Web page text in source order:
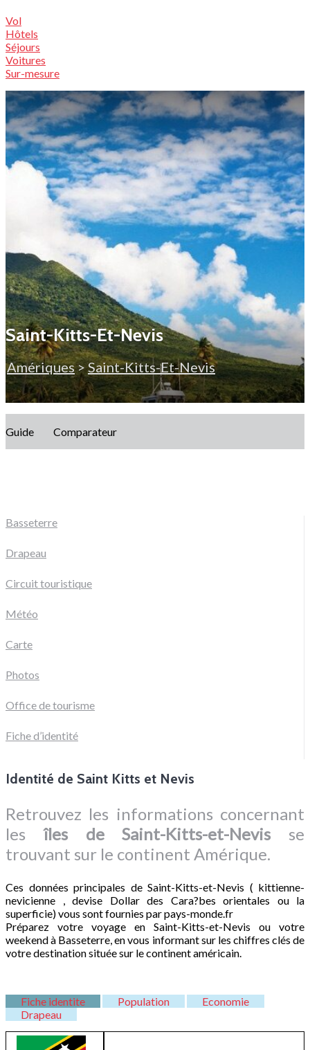
Vol
Hôtels
Séjours
Voitures
Sur-mesure
Saint-Kitts-Et-Nevis
Amériques>Saint-Kitts-Et-Nevis
Guide Comparateur
Basseterre
Drapeau
Circuit touristique
Météo
Carte
Photos
Office de tourisme
Fiche d’identité
Identité de Saint Kitts et Nevis
Retrouvez les informations concernant
lesîles de Saint-Kitts-et-Nevis se
trouvant sur le continent Amérique.
Ces données principales de Saint-Kitts-et-Nevis ( kittienne-
nevicienne , devise Dollar des Cara?bes orientales ou la
superficie) vous sont fournies par pays-monde.fr
Préparez votre voyage en Saint-Kitts-et-Nevis ou votre
weekend à Basseterre, en vous informant sur les chiffres clés de
votre destination située sur le continent américain.
Fiche identite Population
Economie
Drapeau